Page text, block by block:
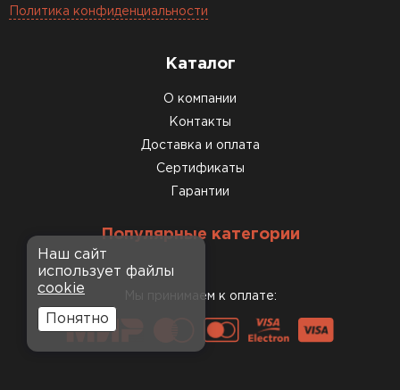
Политика конфиденциальности
Каталог
О компании
Контакты
Доставка и оплата
Сертификаты
Гарантии
Популярные категории
Мы принимаем к оплате:
Наш сайт
использует файлы
cookie
Понятно